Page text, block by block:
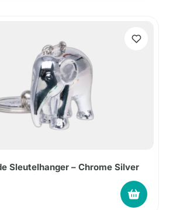
Sleutelhanger – Chrome Silver